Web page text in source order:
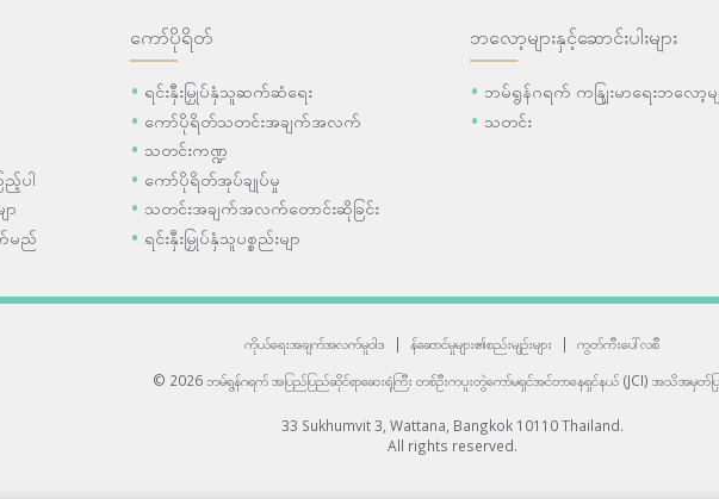
ပါ
ာ
မည်
ကော်ပိုရိတ်
ရင်းနှီးမြှုပ်နှံသူဆက်ဆံရေး
ကော်ပိုရိတ်သတင်းအချက်အလက်
သတင်းကဏ္ဍ
ကော်ပိုရိတ်အုပ်ချုပ်မှု
သတင်းအချက်အလက်တောင်းဆိုခြင်း
ရင်းနှီးမြှုပ်နှံသူပစ္စည်းမျာ
ဘလော့များနှင့်ဆောင်းပါးများ
ဘမ်ရွန်ဂရက် ကနျြးမာရေးဘလော့မျ
သတင်း
ကိုယ်ရေးအချက်အလက်မူဝါဒ | န်ဆောင်မှုများ၏စည်းမျဉ်းများ |
ကွတ်ကီးပေါ်လစီ
© 2026 ဘမ်ရွန်ဂရက် အပြည်ပြည်ဆိုင်ရာဆေးရုံကြီး တစ်ဦးကပူးတွဲကော်မရှင်အင်တာနေရှင်နယ် (JCI) အသိအမှတ်ပ
33 Sukhumvit 3, Wattana, Bangkok 10110 Thailand.
All rights reserved.